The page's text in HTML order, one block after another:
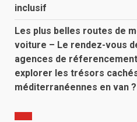
inclusif
Les plus belles routes de
voiture – Le rendez-vous
agences de
explorer les trésors
méditerranéennes en van ?